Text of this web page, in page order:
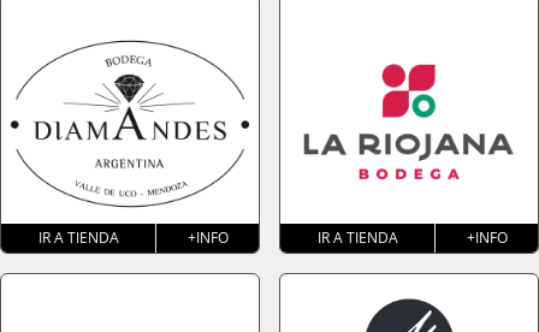
IR A TIENDA +INFO IR A TIENDA +INFO